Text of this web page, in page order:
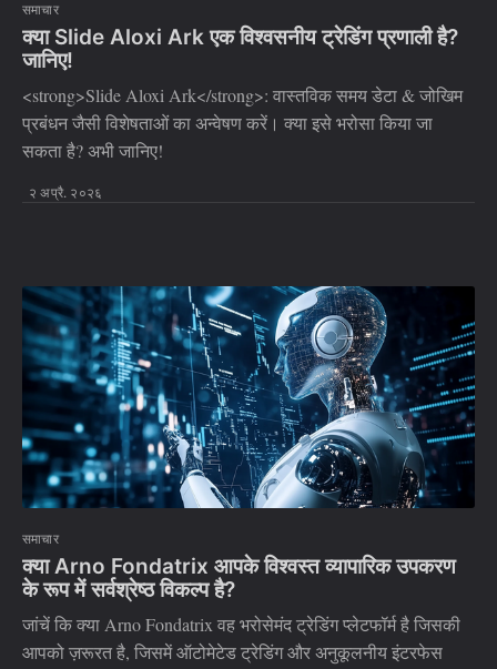
समाचार
क्या Slide Aloxi Ark एक विश्वसनीय ट्रेडिंग प्रणाली है?
जानिए!
<strong>Slide Aloxi Ark</strong>: वास्तविक समय डेटा & जोखिम
प्रबंधन जैसी विशेषताओं का अन्वेषण करें। क्या इसे भरोसा किया जा
सकता है? अभी जानिए!
२ अप्रै. २०२६
समाचार
क्या Arno Fondatrix आपके विश्वस्त व्यापारिक उपकरण
के रूप में सर्वश्रेष्ठ विकल्प है?
जांचें कि क्या Arno Fondatrix वह भरोसेमंद ट्रेडिंग प्लेटफॉर्म है जिसकी
आपको ज़रूरत है, जिसमें ऑटोमेटेड ट्रेडिंग और अनुकूलनीय इंटरफेस